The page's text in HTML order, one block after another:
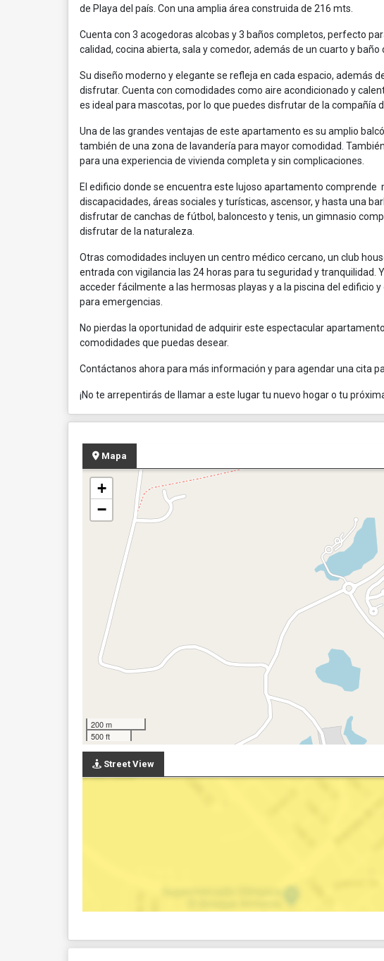
de Playa del país. Con una amplia área construida de 216 mts.
Cuenta con 3 acogedoras alcobas y 3 baños completos, perfecto
calidad, cocina abierta, sala y comedor, además de un cuarto y baño
Su diseño moderno y elegante se refleja en cada espacio, además
disfrutar. Cuenta con comodidades como aire acondicionado y
es ideal para mascotas, por lo que puedes disfrutar de la compañía
Una de las grandes ventajas de este apartamento es su amplio
también de una zona de lavandería para mayor comodidad.
para una experiencia de vivienda completa y sin complicaciones.
El edificio donde se encuentra este lujoso apartamento
discapacidades, áreas sociales y turísticas, ascensor, y hasta una
disfrutar de canchas de fútbol, baloncesto y tenis, un gimnasio
disfrutar de la naturaleza.
Otras comodidades incluyen un centro médico cercano, un club
entrada con vigilancia las 24 horas para tu seguridad y tranquilidad.
acceder fácilmente a las hermosas playas y a la piscina del edificio
para emergencias.
No pierdas la oportunidad de adquirir este espectacular
comodidades que puedas desear.
Contáctanos ahora para más información y para agendar una cita
¡No te arrepentirás de llamar a este lugar tu nuevo hogar o tu
Mapa
+
−
200 m
500 ft
Street View